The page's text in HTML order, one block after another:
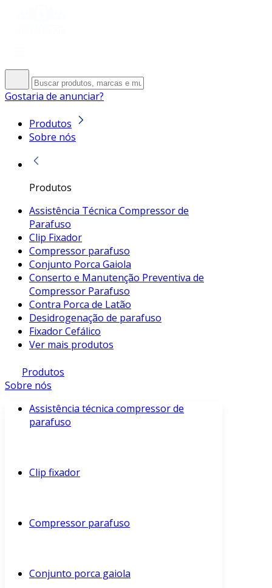
Gostaria de anunciar?
Produtos
Sobre nós
Produtos
Assistência Técnica Compressor de
Parafuso
Clip Fixador
Compressor parafuso
Conjunto Porca Gaiola
Conserto e Manutenção Preventiva de
Compressor Parafuso
Contra Porca de Latão
Desidrogenação de parafuso
Fixador Cefálico
Ver mais produtos
Produtos
Sobre nós
Assistência técnica compressor de
parafuso
Clip fixador
Compressor parafuso
Conjunto porca gaiola